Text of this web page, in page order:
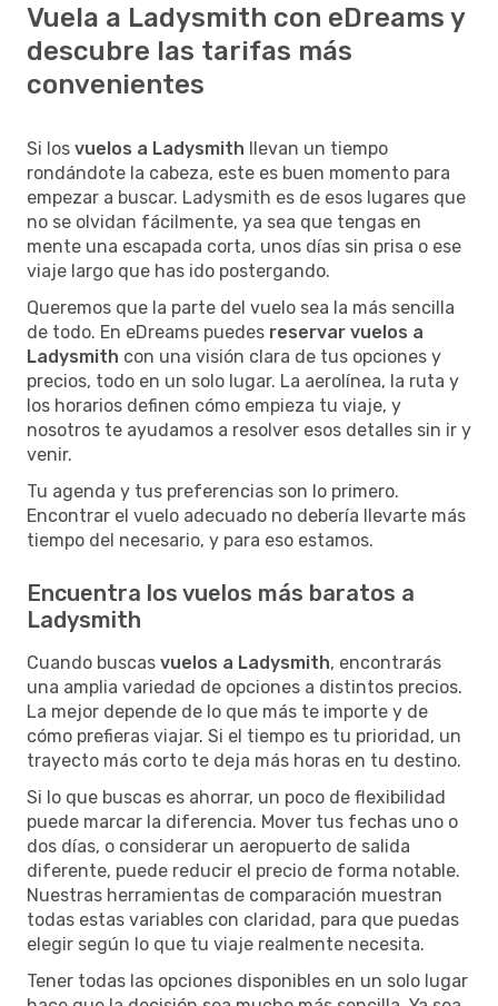
Vuela a Ladysmith con eDreams y
descubre las tarifas más
convenientes
Si los vuelos a Ladysmith llevan un tiempo
rondándote la cabeza, este es buen momento para
empezar a buscar. Ladysmith es de esos lugares que
no se olvidan fácilmente, ya sea que tengas en
mente una escapada corta, unos días sin prisa o ese
viaje largo que has ido postergando.
Queremos que la parte del vuelo sea la más sencilla
de todo. En eDreams puedes reservar vuelos a
Ladysmith con una visión clara de tus opciones y
precios, todo en un solo lugar. La aerolínea, la ruta y
los horarios definen cómo empieza tu viaje, y
nosotros te ayudamos a resolver esos detalles sin ir y
venir.
Tu agenda y tus preferencias son lo primero.
Encontrar el vuelo adecuado no debería llevarte más
tiempo del necesario, y para eso estamos.
Encuentra los vuelos más baratos a
Ladysmith
Cuando buscas vuelos a Ladysmith, encontrarás
una amplia variedad de opciones a distintos precios.
La mejor depende de lo que más te importe y de
cómo prefieras viajar. Si el tiempo es tu prioridad, un
trayecto más corto te deja más horas en tu destino.
Si lo que buscas es ahorrar, un poco de flexibilidad
puede marcar la diferencia. Mover tus fechas uno o
dos días, o considerar un aeropuerto de salida
diferente, puede reducir el precio de forma notable.
Nuestras herramientas de comparación muestran
todas estas variables con claridad, para que puedas
elegir según lo que tu viaje realmente necesita.
Tener todas las opciones disponibles en un solo lugar